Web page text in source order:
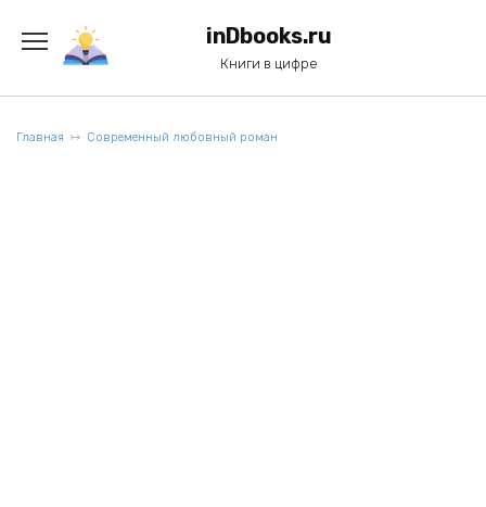
содержанию
inDbooks.ru
Книги в цифре
Главная Современный любовный роман